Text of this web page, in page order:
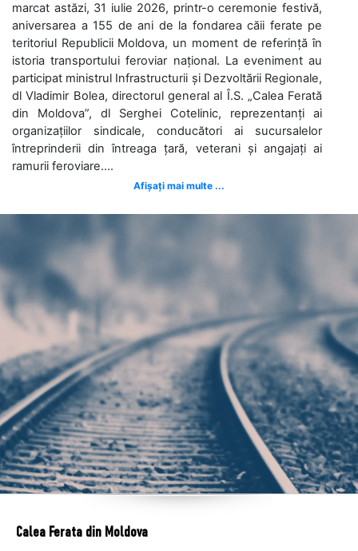
marcat astăzi, 31 iulie 2026, printr-o ceremonie festivă,
aniversarea a 155 de ani de la fondarea căii ferate pe
teritoriul Republicii Moldova, un moment de referință în
istoria transportului feroviar național. La eveniment au
participat ministrul Infrastructurii și Dezvoltării Regionale,
dl Vladimir Bolea, directorul general al Î.S. „Calea Ferată
din Moldova”, dl Serghei Cotelinic, reprezentanți ai
organizațiilor sindicale, conducători ai sucursalelor
întreprinderii din întreaga țară, veterani și angajați ai
ramurii feroviare....
Afișați mai multe ...
Calea Ferata din Moldova